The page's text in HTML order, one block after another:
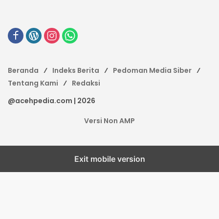
Beranda Indeks Berita
Pedoman Media Siber
Tentang Kami
Redaksi
@acehpedia.com | 2026
Versi Non AMP
Exit mobile version